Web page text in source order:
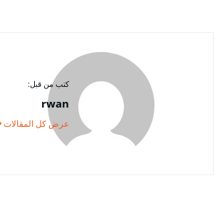
كتب من قبل:
rwan
عرض كل المقالات